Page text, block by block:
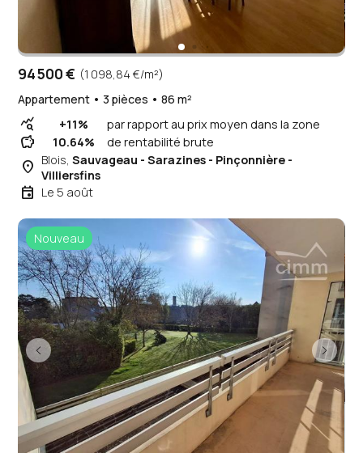
94 500 € (1 098,84 €/m²)
Appartement • 3 pièces • 86 m²
query_stats +11% par rapport au prix moyen dans la zone
savings 10.64% de rentabilité brute
place Blois,Sauvageau - Sarazines - Pinçonnière -
Villiersfins
event Le 5 août
Nouveau